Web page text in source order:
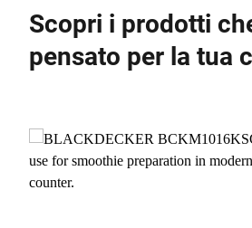
Scopri i prodotti
pensato per la tua